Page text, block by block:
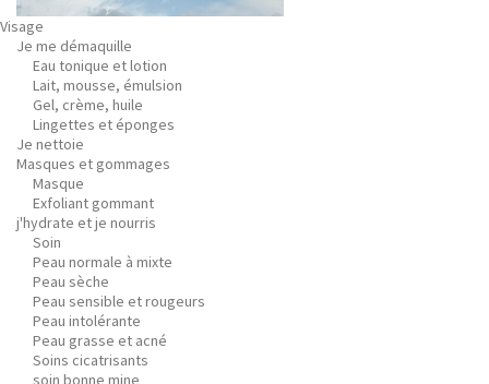
Visage
Je me démaquille
Eau tonique et lotion
Lait, mousse, émulsion
Gel, crème, huile
Lingettes et éponges
Je nettoie
Masques et gommages
Masque
Exfoliant gommant
j'hydrate et je nourris
Soin
Peau normale à mixte
Peau sèche
Peau sensible et rougeurs
Peau intolérante
Peau grasse et acné
Soins cicatrisants
soin bonne mine